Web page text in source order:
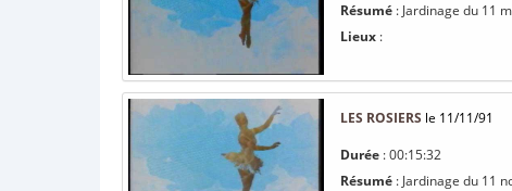
Résumé : Jardinage du 11
Lieux :
LES ROSIERS le 11/11/91
Durée : 00:15:32
Résumé : Jardinage du 11